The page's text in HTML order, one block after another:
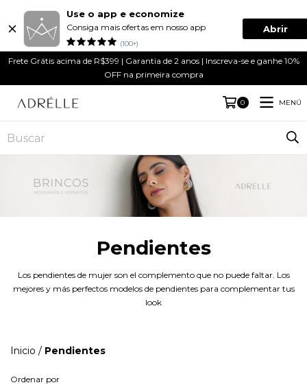
Use o app e economize
Consiga mais ofertas em nosso app
(100+)
Abrir
Frete Grátis acima de R$399 | Garantia de 2 anos | Inscreva-se e ganhe 10%
OFF na primeira compra
0 MENÚ
Pendientes
Los pendientes de mujer son el complemento que no puede faltar. Los
mejores y más perfectos modelos de pendientes para complementar tus
look
Inicio / Pendientes
Ordenar por